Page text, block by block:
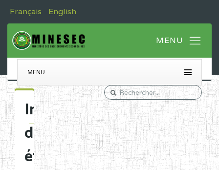
Français English
MENU
Immatriculation
des
établissements